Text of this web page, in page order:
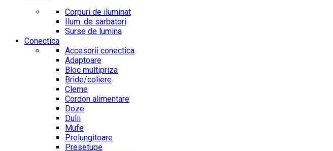
Corpuri de iluminat
Ilum. de sarbatori
Surse de lumina
Conectica
Accesorii conectica
Adaptoare
Bloc multipriza
Bride/coliere
Cleme
Cordon alimentare
Doze
Dulii
Mufe
Prelungitoare
Presetupe